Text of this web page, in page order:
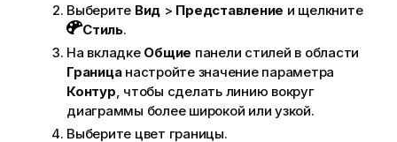
Выберите Вид > Представление и щелкните
Стиль.
На вкладке Общие панели стилей в области
Границанастройте значение параметра
Контур, чтобы сделать линию вокруг
диаграммы более широкой или узкой.
Выберите цвет границы.